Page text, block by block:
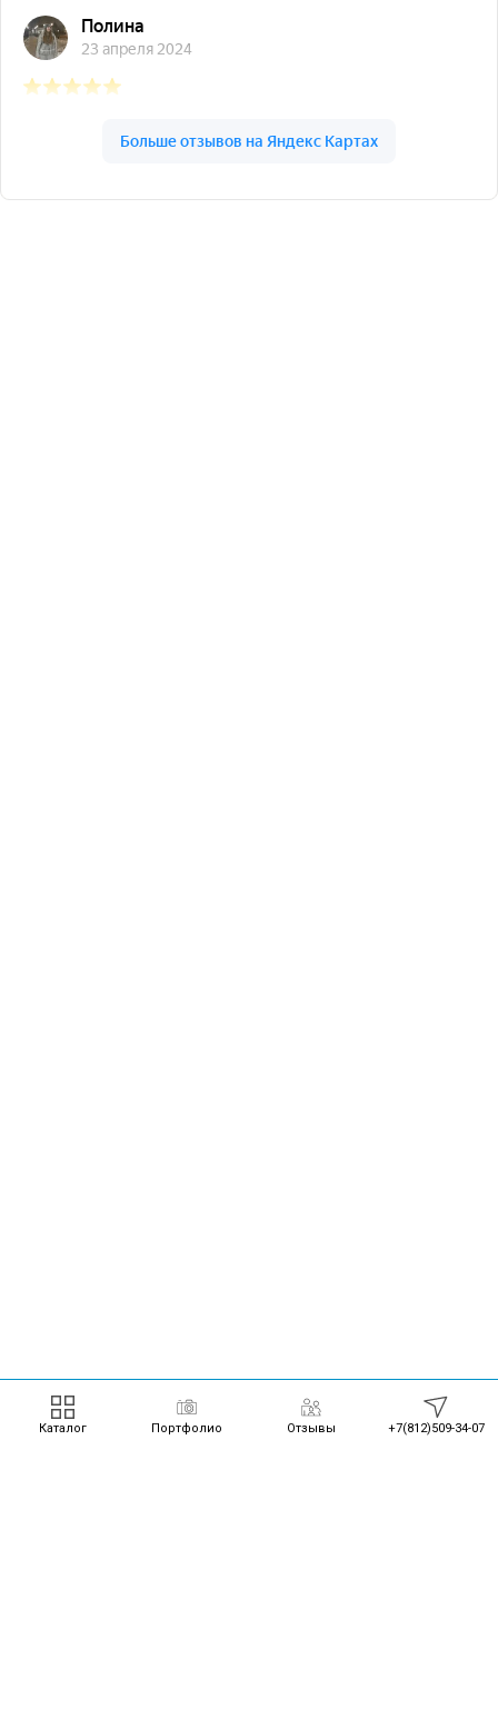
Каталог Портфолио Отзывы +7(812)509-34-07